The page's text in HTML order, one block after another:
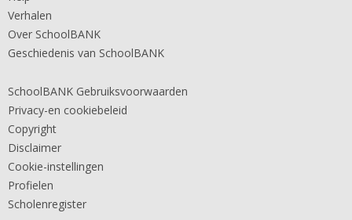
Verhalen
Over SchoolBANK
Geschiedenis van SchoolBANK
SchoolBANK Gebruiksvoorwaarden
Privacy-en cookiebeleid
Copyright
Disclaimer
Cookie-instellingen
Profielen
Scholenregister